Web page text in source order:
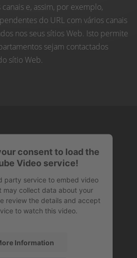
e, assim, por exemplo,
do URL com vários canais
nos seus sítios Web. Isto permite
sejam contactados
sítio Web.
consent to load the
Video service!
party service to embed video
may collect data about your
review the details and accept
to watch this video.
Information